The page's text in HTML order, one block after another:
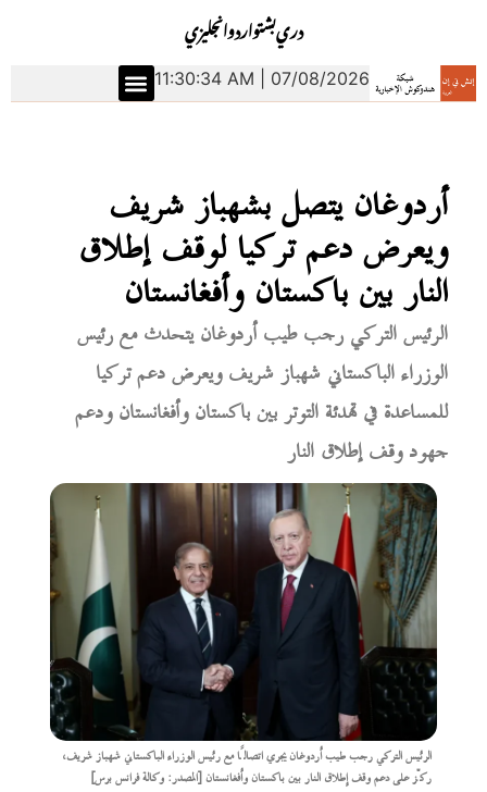
انجليزياردوبشتودري
11:30:35 AM | 07/08/2026
أردوغان يتصل بشهباز شريف
ويعرض دعم تركيا لوقف إطلاق
النار بين باكستان وأفغانستان
الرئيس التركي رجب طيب أردوغان يتحدث مع رئيس
الوزراء الباكستاني شهباز شريف ويعرض دعم تركيا
للمساعدة في تهدئة التوتر بين باكستان وأفغانستان ودعم
جهود وقف إطلاق النار
الرئيس التركي رجب طيب أردوغان يجري اتصالًا مع رئيس الوزراء الباكستاني شهباز شريف،
ركّز على دعم وقف إطلاق النار بين باكستان وأفغانستان [المصدر: وكالة فرانس برس]